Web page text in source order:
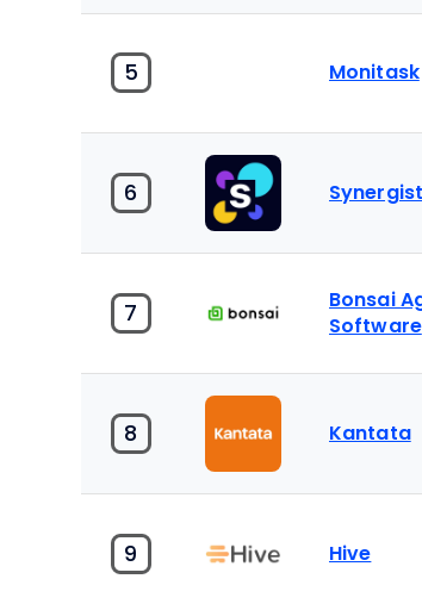
5 Monitask
6 Synergist
7
Bonsai
Software
8 Kantata
9 Hive